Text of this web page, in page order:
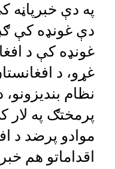
په دې
دې غونډه کې
غونډه کې د
غړو، د
نظام
پرمختګ په لار
موادو پرضد د
اقداماتو هم